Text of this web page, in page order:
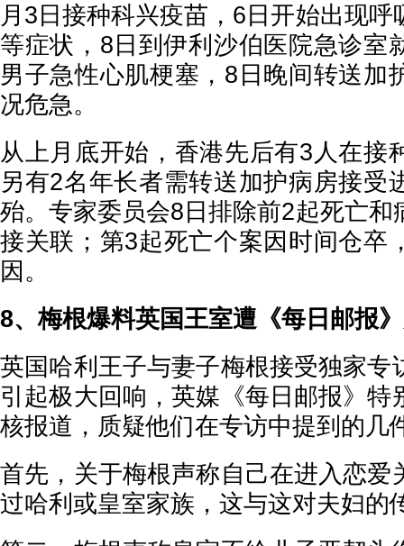
月3日接种科兴疫苗，6日开始出现
等症状，8日到伊利沙伯医院急诊室
男子急性心肌梗塞，8日晚间转送加
况危急。
从上月底开始，香港先后有3人在接
另有2名年长者需转送加护病房接受
殆。专家委员会8日排除前2起死亡和
接关联；第3起死亡个案因时间仓卒
因。
8、梅根爆料英国王室遭《每日邮报
英国哈利王子与妻子梅根接受独家专
引起极大回响，英媒《每日邮报》特
核报道，质疑他们在专访中提到的几
首先，关于梅根声称自己在进入恋爱
过哈利或皇室家族，这与这对夫妇的